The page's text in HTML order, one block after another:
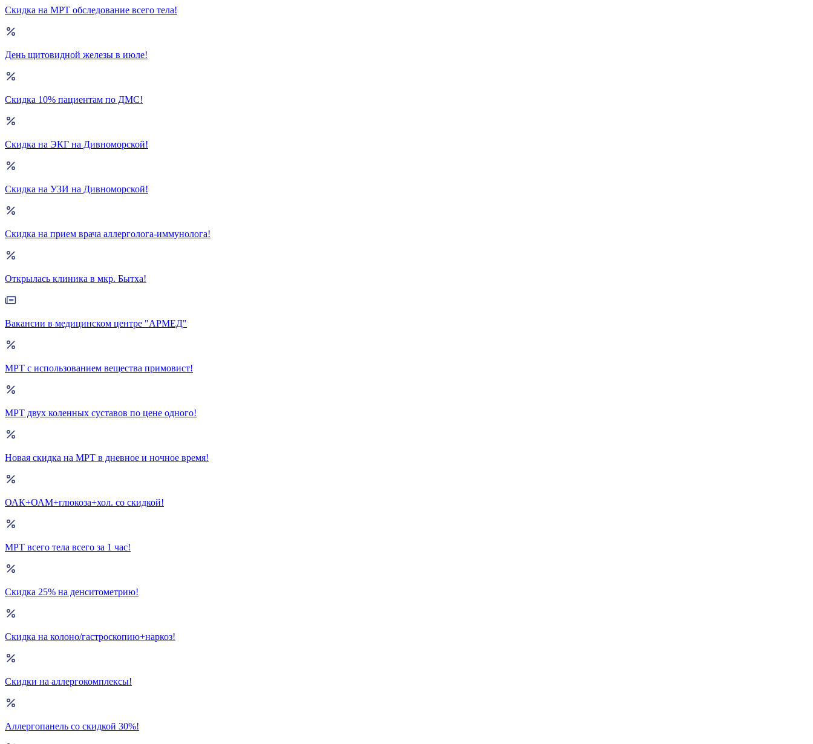
Скидка на МРТ обследование всего тела!
День щитовидной железы в июле!
Скидка 10% пациентам по ДМС!
Скидка на ЭКГ на Дивноморской!
Скидка на УЗИ на Дивноморской!
Скидка на прием врача аллерголога-иммунолога!
Открылась клиника в мкр. Бытха!
Вакансии в медицинском центре "АРМЕД"
МРТ с использованием вещества примовист!
МРТ двух коленных суставов по цене одного!
Новая скидка на МРТ в дневное и ночное время!
ОАК+ОАМ+глюкоза+хол. со скидкой!
МРТ всего тела всего за 1 час!
Скидка 25% на денситометрию!
Скидка на колоно/гастроскопию+наркоз!
Скидки на аллергокомплексы!
Аллергопанель со скидкой 30%!